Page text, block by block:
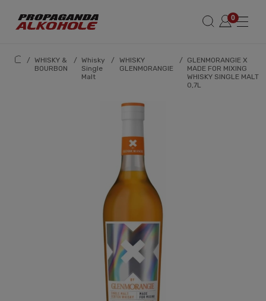
/ WHISKY &
BOURBON
/ Whisky
Single
Malt
/ WHISKY
GLENMORANGIE
/
GLENMORANGIE X
MADE FOR MIXING
WHISKY SINGLE MALT
0,7L